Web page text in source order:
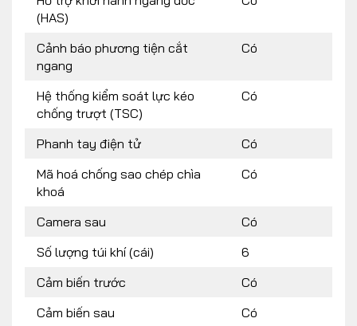
(HAS)
Cảnh báo phương tiện cắt
ngang
Có
Hệ thống kiểm soát lực kéo
chống trượt (TSC)
Có
Phanh tay điện tử
Có
Mã hoá chống sao chép chìa
khoá
Có
Camera sau
Có
Số lượng túi khí (cái)
6
Cảm biến trước
Có
Cảm biến sau
Có